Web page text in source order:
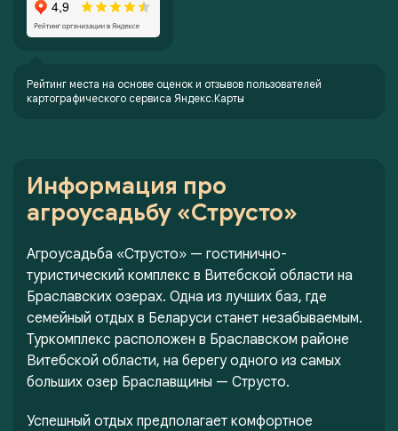
Рейтинг места на основе оценок и отзывов пользователей
картографического сервиса Яндекс.Карты
Информация про
агроусадьбу «Струсто»
Агроусадьба «Струсто» — гостинично-
туристический комплекс в Витебской области на
Браславских озерах. Одна из лучших баз, где
семейный отдых в Беларуси станет незабываемым.
Туркомплекс расположен в Браславском районе
Витебской области, на берегу одного из самых
больших озер Браславщины — Струсто.
Успешный отдых предполагает комфортное